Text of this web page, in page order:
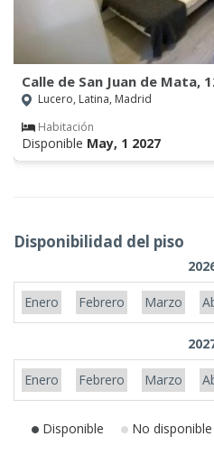
Calle de San Juan de Mata,
Lucero, Latina, Madrid
Habitación
Disponible May, 1 2027
Disponibilidad del piso
Enero Febrero Marzo
Enero Febrero Marzo
Disponible No disponible